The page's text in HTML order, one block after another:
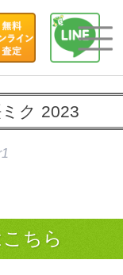
ク 2023
ちら